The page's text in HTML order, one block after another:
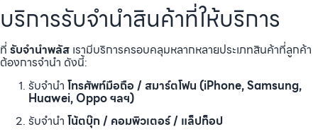
บริการรับจำนำสินค้าที่ให้บริการ
ที่ รับจำนำพลัส เรามีบริการครอบคลุมหลากหลายประเภทสินค้าที่ลูกค้า
ต้องการจำนำ ดังนี้:
รับจำนำ โทรศัพท์มือถือ / สมาร์ตโฟน (iPhone, Samsung,
Huawei, Oppo ฯลฯ)
รับจำนำ โน้ตบุ๊ก / คอมพิวเตอร์ / แล็ปท็อป